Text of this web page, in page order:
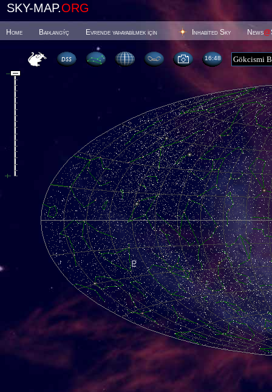
SKY-MAP.ORG
Home Baþlangýç Evrende yaþayabilmek için Inhabited Sky News@
16 48